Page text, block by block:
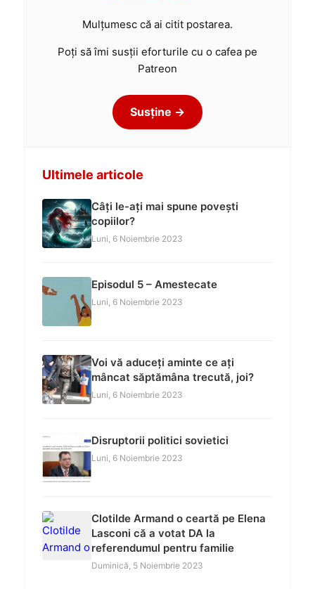
Mulțumesc că ai citit postarea.
Poți să îmi susții eforturile cu o cafea pe
Patreon
Susține →
Ultimele articole
Câți le-ați mai spune povești
copiilor?
Luni, 6 Noiembrie 2023
Episodul 5 – Amestecate
Luni, 6 Noiembrie 2023
Voi vă aduceți aminte ce ați
mâncat săptămâna trecută, joi?
Luni, 6 Noiembrie 2023
Disruptorii politici sovietici
Luni, 6 Noiembrie 2023
Clotilde Armand o ceartă pe Elena
Lasconi că a votat DA la
referendumul pentru familie
Duminică, 5 Noiembrie 2023